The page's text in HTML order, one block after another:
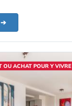
➔
OU ACHAT POUR Y VIVRE